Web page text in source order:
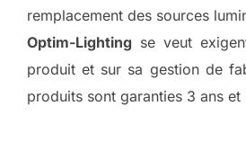
remplacement des sources
Optim-Lighting se veut
produit et sur sa gestion de
produits sont garanties 3 ans et